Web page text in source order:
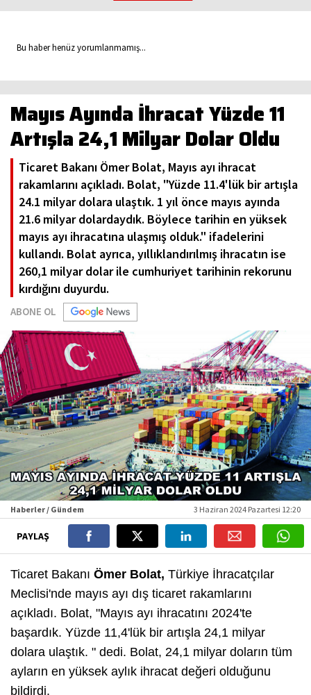
Bu haber henüz yorumlanmamış...
Mayıs Ayında İhracat Yüzde 11
Artışla 24,1 Milyar Dolar Oldu
Ticaret Bakanı Ömer Bolat, Mayıs ayı ihracat
rakamlarını açıkladı. Bolat, "Yüzde 11.4'lük bir artışla
24.1 milyar dolara ulaştık. 1 yıl önce mayıs ayında
21.6 milyar dolardaydık. Böylece tarihin en yüksek
mayıs ayı ihracatına ulaşmış olduk." ifadelerini
kullandı. Bolat ayrıca, yıllıklandırılmış ihracatın ise
260,1 milyar dolar ile cumhuriyet tarihinin rekorunu
kırdığını duyurdu.
ABONE OL
Haberler / Gündem 3 Haziran 2024 Pazartesi 12:20
PAYLAŞ
Ticaret Bakanı Ömer Bolat, Türkiye İhracatçılar
Meclisi'nde mayıs ayı dış ticaret rakamlarını
açıkladı. Bolat, "Mayıs ayı ihracatını 2024'te
başardık. Yüzde 11,4'lük bir artışla 24,1 milyar
dolara ulaştık. " dedi. Bolat, 24,1 milyar doların tüm
ayların en yüksek aylık ihracat değeri olduğunu
bildirdi.